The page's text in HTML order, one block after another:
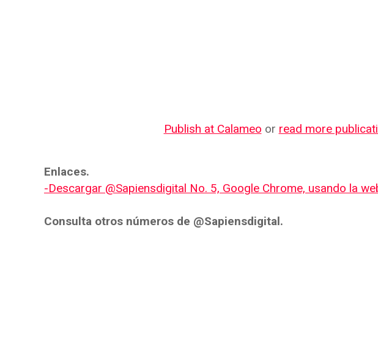
Publish at Calameo or read more
Enlaces.
-Descargar @Sapiensdigital No. 5, Google Chrome, usando la
Consulta otros números de @Sapiensdigital.